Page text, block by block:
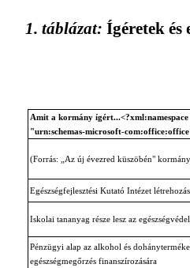
1. táblázat: Ígéretek és
Amit a kormány
"urn:schemas-microsoft-
(Forrás: „Az új évezred küszöbén"
Egészségfejlesztési Kutató Intézet
Iskolai tananyag része lesz az
Pénzügyi alap az alkohol és
egészségmegőrzés finanszírozására